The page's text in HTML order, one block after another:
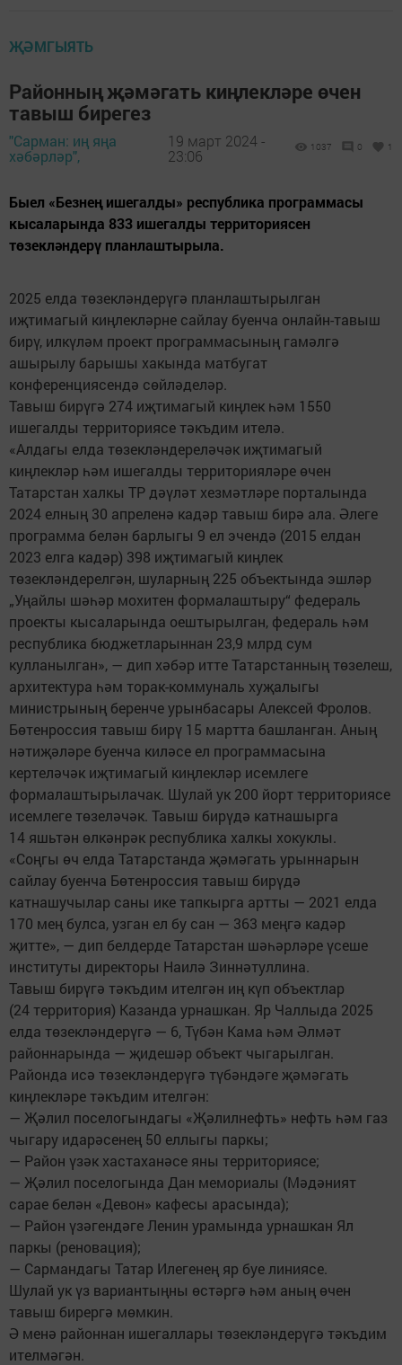
ҖӘМГЫЯТЬ
Районның җәмәгать киңлекләре өчен
тавыш бирегез
"Сарман: иң яңа
хәбәрләр",
19 март 2024 -
23:06
1037 0 1
Быел «Безнең ишегалды» республика программасы
кысаларында 833 ишегалды территориясен
төзекләндерү планлаштырыла.
2025 елда төзекләндерүгә планлаштырылган
иҗтимагый киңлекләрне сайлау буенча онлайн-тавыш
бирү, илкүләм проект программасының гамәлгә
ашырылу барышы хакында матбугат
конференциясендә сөйләделәр.
Тавыш бирүгә 274 иҗтимагый киңлек һәм 1550
ишегалды территориясе тәкъдим ителә.
«Алдагы елда төзекләндереләчәк иҗтимагый
киңлекләр һәм ишегалды территорияләре өчен
Татарстан халкы ТР дәүләт хезмәтләре порталында
2024 елның 30 апреленә кадәр тавыш бирә ала. Әлеге
программа белән барлыгы 9 ел эчендә (2015 елдан
2023 елга кадәр) 398 иҗтимагый киңлек
төзекләндерелгән, шуларның 225 объектында эшләр
„Уңайлы шәһәр мохитен формалаштыру“ федераль
проекты кысаларында оештырылган, федераль һәм
республика бюджетларыннан 23,9 млрд сум
кулланылган», — дип хәбәр итте Татарстанның төзелеш,
архитектура һәм торак-коммуналь хуҗалыгы
министрының беренче урынбасары Алексей Фролов.
Бөтенроссия тавыш бирү 15 мартта башланган. Аның
нәтиҗәләре буенча киләсе ел программасына
кертеләчәк иҗтимагый киңлекләр исемлеге
формалаштырылачак. Шулай ук 200 йорт территориясе
исемлеге төзеләчәк. Тавыш бирүдә катнашырга
14 яшьтән өлкәнрәк республика халкы хокуклы.
«Соңгы өч елда Татарстанда җәмәгать урыннарын
сайлау буенча Бөтенроссия тавыш бирүдә
катнашучылар саны ике тапкырга артты — 2021 елда
170 мең булса, узган ел бу сан — 363 меңгә кадәр
җитте», — дип белдерде Татарстан шәһәрләре үсеше
институты директоры Наилә Зиннәтуллина.
Тавыш бирүгә тәкъдим ителгән иң күп объектлар
(24 территория) Казанда урнашкан. Яр Чаллыда 2025
елда төзекләндерүгә — 6, Түбән Кама һәм Әлмәт
районнарында — җидешәр объект чыгарылган.
Районда исә төзекләндерүгә түбәндәге җәмәгать
киңлекләре тәкъдим ителгән:
— Җәлил поселогындагы «Җәлилнефть» нефть һәм газ
чыгару идарәсенең 50 еллыгы паркы;
— Район үзәк хастаханәсе яны территориясе;
— Җәлил поселогында Дан мемориалы (Мәдәният
сарае белән «Девон» кафесы арасында);
— Район үзәгендәге Ленин урамында урнашкан Ял
паркы (реновация);
— Сармандагы Татар Илегенең яр буе линиясе.
Шулай ук үз вариантыңны өстәргә һәм аның өчен
тавыш бирергә мөмкин.
Ә менә районнан ишегаллары төзекләндерүгә тәкъдим
ителмәгән.